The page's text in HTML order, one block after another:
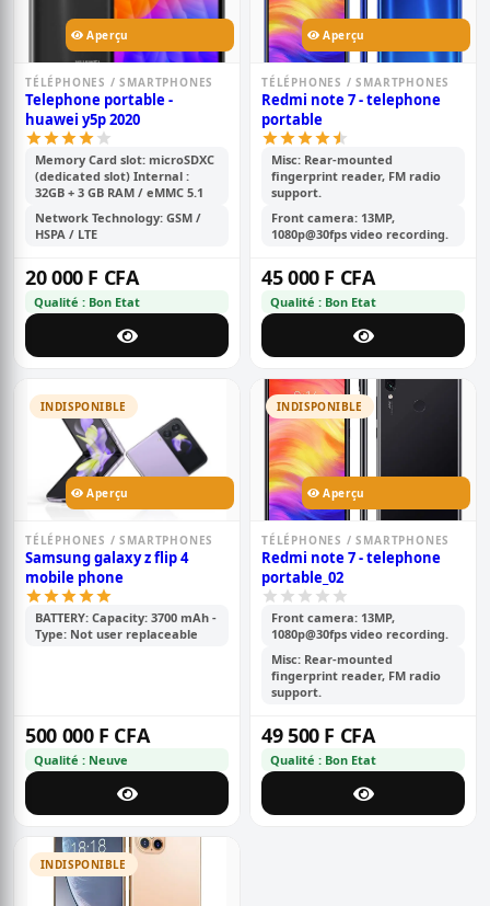
Aperçu
TÉLÉPHONES / SMARTPHONES
Telephone portable -
huawei y5p 2020
Memory Card slot: microSDXC
(dedicated slot) Internal :
32GB + 3 GB RAM / eMMC 5.1
Network Technology: GSM /
HSPA / LTE
20 000 F CFA
Qualité : Bon Etat
Aperçu
TÉLÉPHONES / SMARTPHONES
Redmi note 7 - telephone
portable
Misc: Rear-mounted
fingerprint reader, FM radio
support.
Front camera: 13MP,
1080p@30fps video recording.
45 000 F CFA
Qualité : Bon Etat
INDISPONIBLE
Aperçu
TÉLÉPHONES / SMARTPHONES
Samsung galaxy z flip 4
mobile phone
BATTERY: Capacity: 3700 mAh -
Type: Not user replaceable
500 000 F CFA
Qualité : Neuve
INDISPONIBLE
Aperçu
TÉLÉPHONES / SMARTPHONES
Redmi note 7 - telephone
portable_02
Front camera: 13MP,
1080p@30fps video recording.
Misc: Rear-mounted
fingerprint reader, FM radio
support.
49 500 F CFA
Qualité : Bon Etat
INDISPONIBLE